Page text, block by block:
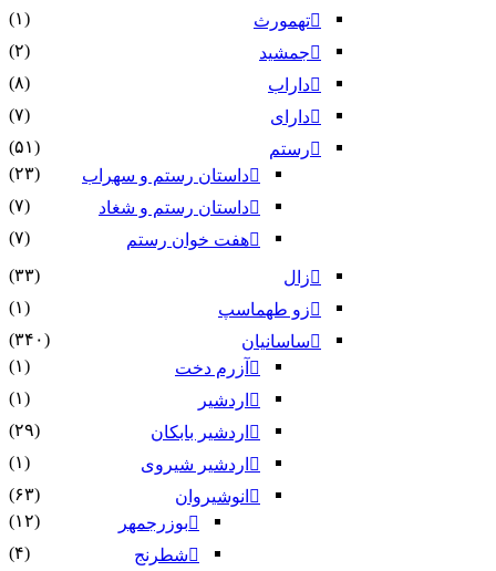
تهمورث
(۱)
جمشید
(۲)
داراب
(۸)
دارای
(۷)
رستم
(۵۱)
داستان رستم و سهراب
(۲۳)
داستان رستم و شغاد
(۷)
هفت خوان رستم‏
(۷)
زال
(۳۳)
زو طهماسپ‏
(۱)
ساسانیان
(۳۴۰)
آزرم دخت
(۱)
اردشیر
(۱)
اردشیر بابکان
(۲۹)
اردشیر شیروی
(۱)
انوشیروان
(۶۳)
بوزرجمهر
(۱۲)
شطرنج
(۴)